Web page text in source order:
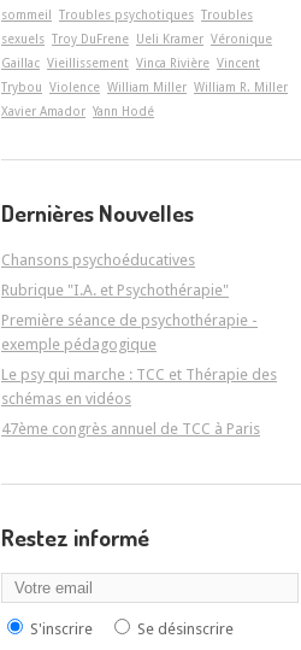
sommeil Troubles psychotiques Troubles
sexuels Troy DuFrene Ueli Kramer Véronique
Gaillac Vieillissement Vinca Rivière Vincent
Trybou Violence William Miller William R. Miller
Xavier Amador Yann Hodé
Dernières Nouvelles
Chansons psychoéducatives
Rubrique "I.A. et Psychothérapie"
Première séance de psychothérapie -
exemple pédagogique
Le psy qui marche : TCC et Thérapie des
schémas en vidéos
47ème congrès annuel de TCC à Paris
Restez informé
S'inscrire Se désinscrire